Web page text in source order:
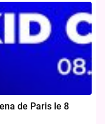
de Paris le 8